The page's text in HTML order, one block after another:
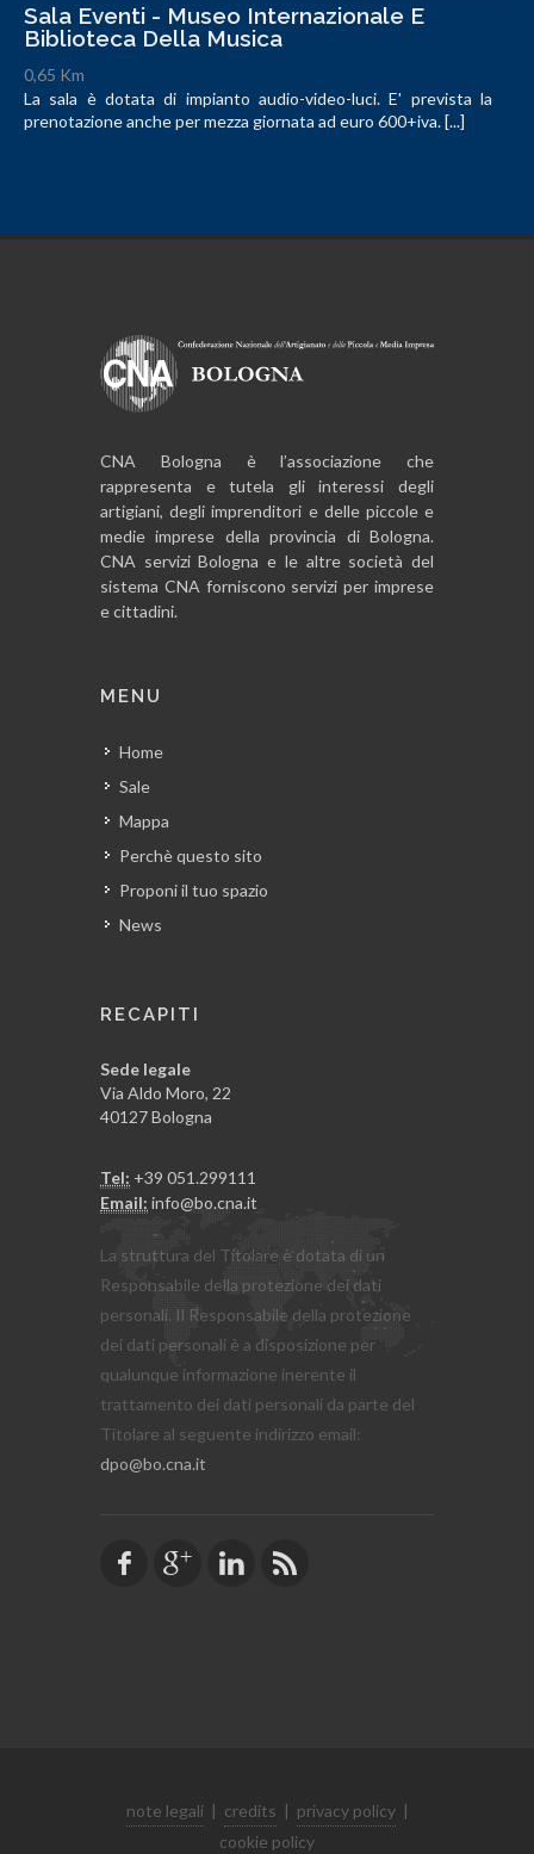
Sala Eventi - Museo Internazionale E
Biblioteca Della Musica
0,65 Km
La sala è dotata di impianto audio-video-luci. E' prevista la
prenotazione anche per mezza giornata ad euro 600+iva. [...]
CNA Bologna è l’associazione che
rappresenta e tutela gli interessi degli
artigiani, degli imprenditori e delle piccole e
medie imprese della provincia di Bologna.
CNA servizi Bologna e le altre società del
sistema CNA forniscono servizi per imprese
e cittadini.
MENU
Home
Sale
Mappa
Perchè questo sito
Proponi il tuo spazio
News
RECAPITI
Sede legale
Via Aldo Moro, 22
40127 Bologna
Tel: +39 051.299111
Email: info@bo.cna.it
La struttura del Titolare è dotata di un
Responsabile della protezione dei dati
personali. Il Responsabile della protezione
dei dati personali è a disposizione per
qualunque informazione inerente il
trattamento dei dati personali da parte del
Titolare al seguente indirizzo email:
dpo@bo.cna.it
note legali | credits | privacy policy |
cookie policy